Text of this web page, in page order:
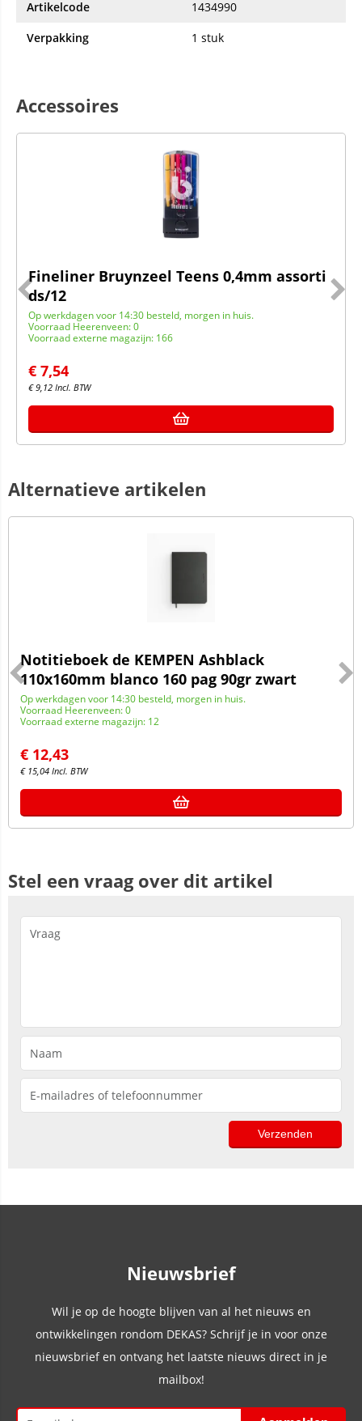
Artikelcode
1434990
Verpakking
1 stuk
Accessoires
Fineliner Bruynzeel Teens 0,4mm assorti
ds/12
Op werkdagen voor 14:30 besteld, morgen in huis.
Voorraad Heerenveen: 0
Voorraad externe magazijn: 166
€ 7,54
€9,12 Incl. BTW
Alternatieve artikelen
Notitieboek de KEMPEN Ashblack
110x160mm blanco 160 pag 90gr zwart
Op werkdagen voor 14:30 besteld, morgen in huis.
Voorraad Heerenveen: 0
Voorraad externe magazijn: 12
€ 12,43
€ 15,04 Incl. BTW
Stel een vraag over dit artikel
Nieuwsbrief
Wil je op de hoogte blijven van al het nieuws en
ontwikkelingen rondom DEKAS? Schrijf je in voor onze
nieuwsbrief en ontvang het laatste nieuws direct in je
mailbox!